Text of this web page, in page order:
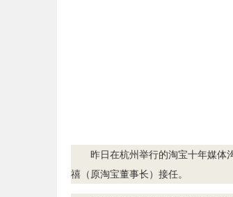
昨日在杭州举行的淘宝十年媒体
禧（原淘宝董事长）接任。